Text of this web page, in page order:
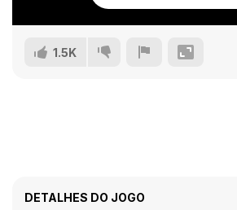
1.5K
DETALHES DO JOGO